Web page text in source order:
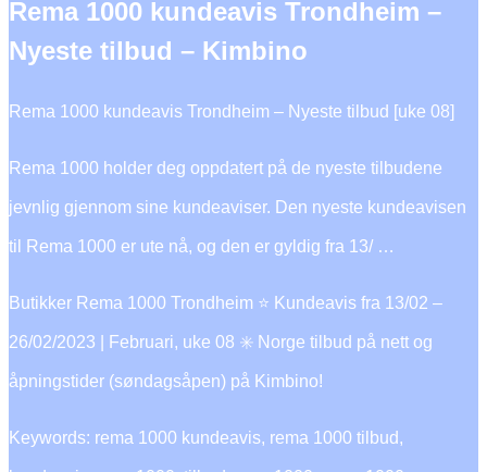
Rema 1000 kundeavis Trondheim –
Nyeste tilbud – Kimbino
Rema 1000 kundeavis Trondheim – Nyeste tilbud [uke 08]
Rema 1000 holder deg oppdatert på de nyeste tilbudene
jevnlig gjennom sine kundeaviser. Den nyeste kundeavisen
til Rema 1000 er ute nå, og den er gyldig fra 13/ …
Butikker Rema 1000 Trondheim ⭐ Kundeavis fra 13/02 –
26/02/2023 | Februari, uke 08 ✳️ Norge tilbud på nett og
åpningstider (søndagsåpen) på Kimbino!
Keywords: rema 1000 kundeavis, rema 1000 tilbud,